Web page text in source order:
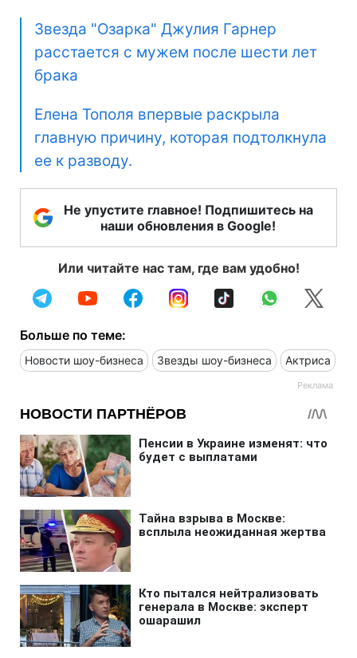
Звезда "Озарка" Джулия Гарнер
расстается с мужем после шести лет
брака
Елена Тополя впервые раскрыла
главную причину, которая подтолкнула
ее к разводу.
Не упустите главное! Подпишитесь на
наши обновления в Google!
Или читайте нас там, где вам удобно!
Больше по теме:
Новости шоу-бизнеса Звезды шоу-бизнеса Актриса